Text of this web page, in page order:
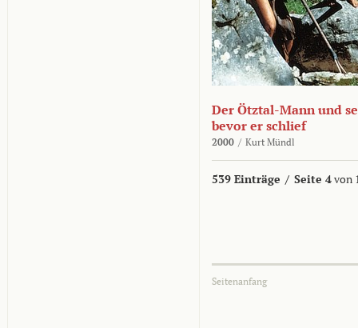
Der Ötztal-Mann und
bevor er schlief
2000 / Kurt Mündl
539 Einträge / Seite 4von
Seitenanfang